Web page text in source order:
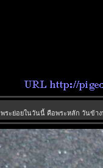
พระย่อยในวันนี้ คือพระหลัก วันข้า